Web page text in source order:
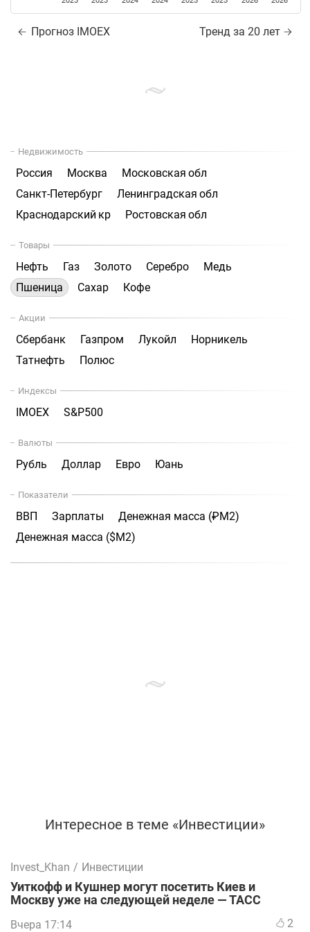
Прогноз IMOEX Тренд за 20 лет
Недвижимость
Россия Москва
Московская обл
Санкт-Петербург
Ленинградская обл
Краснодарский кр
Ростовская обл
Товары
Нефть Газ Золото Серебро
Медь
Пшеница
Сахар Кофе
Акции
Сбербанк Газпром Лукойл
Норникель
Татнефть
Полюс
Индексы
IMOEX S&P500
Валюты
Рубль Доллар Евро Юань
Показатели
ВВП Зарплаты
Денежная масса (₽М2)
Денежная масса ($М2)
Интересное в теме «Инвестиции»
Invest_Khan / Инвестиции
Уиткофф и Кушнер могут посетить Киев и
Москву уже на следующей неделе — ТАСС
Вчера 17:14 2